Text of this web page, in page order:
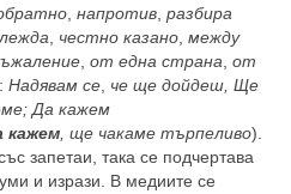
напротив разбира
честно казано между
от една страна от
Надявам се че ще дойдеш, Ще
Да кажем
кажем , ще чакаме търпеливо).
запетаи, така се подчертава
и изрази. В медиите се